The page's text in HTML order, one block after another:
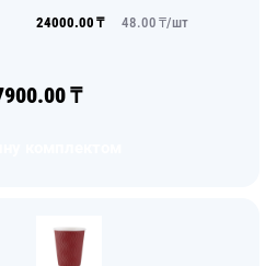
24000.00 ₸ 48.00 ₸/шт
₸